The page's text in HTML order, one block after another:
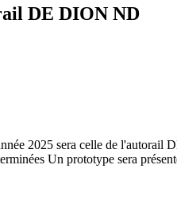
DE DION ND
2025 sera celle de l'autorail
Un prototype sera